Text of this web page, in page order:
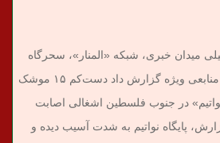
میدان خبری، شبکه «المنار»، سحرگاه
امروز (یکشنبه)، به نقل از منابعی ویژه گزارش داد دست‌کم ۱۵ موشک
در جنوب فلسطین اشغالی اصابت
پایگاه نواتیم به شدت آسیب دیده و